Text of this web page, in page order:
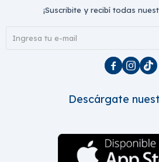
¡Suscribite y recibí todas
  
Descárgate